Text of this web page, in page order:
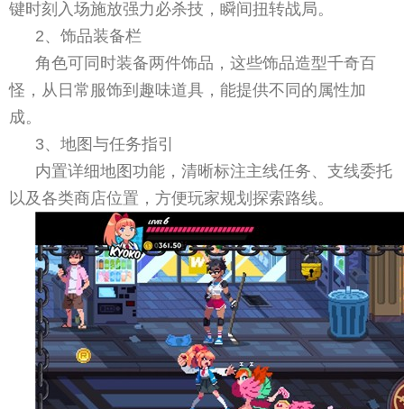
键时刻入场施放强力必杀技，瞬间扭转战局。
2、饰品装备栏
角色可同时装备两件饰品，这些饰品造型千奇百
怪，从日常服饰到趣味道具，能提供不同的属性加
成。
3、地图与任务指引
内置详细地图功能，清晰标注主线任务、支线委托
以及各类商店位置，方便玩家规划探索路线。